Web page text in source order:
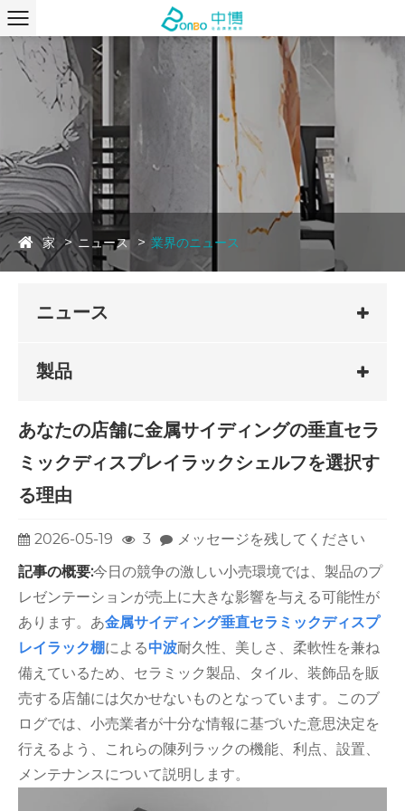
家 ニュース 業界のニュース
ニュース
製品
あなたの店舗に金属サイディングの垂直セラ
ミックディスプレイラックシェルフを選択す
る理由
2026-05-19 3
メッセージを残してください
記事の概要:今日の競争の激しい小売環境では、製品のプ
レゼンテーションが売上に大きな影響を与える可能性が
あります。あ金属サイディング垂直セラミックディスプ
レイラック棚による中波耐久性、美しさ、柔軟性を兼ね
備えているため、セラミック製品、タイル、装飾品を販
売する店舗には欠かせないものとなっています。このブ
ログでは、小売業者が十分な情報に基づいた意思決定を
行えるよう、これらの陳列ラックの機能、利点、設置、
メンテナンスについて説明します。